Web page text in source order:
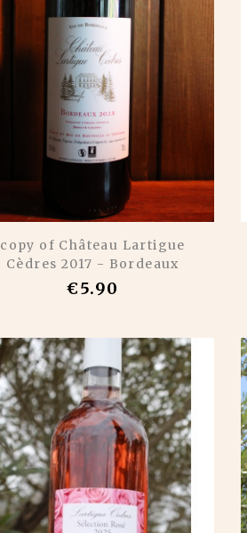
copy of Château Lartigue
Cèdres 2017 - Bordeaux
€5.90